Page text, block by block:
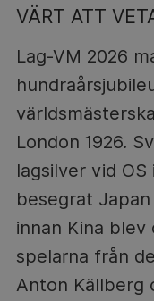
VÄRT ATT
Lag-VM 2026
London 1926.
lagsilver vid
besegrat
innan Kina
spelarna från
Anton Källberg